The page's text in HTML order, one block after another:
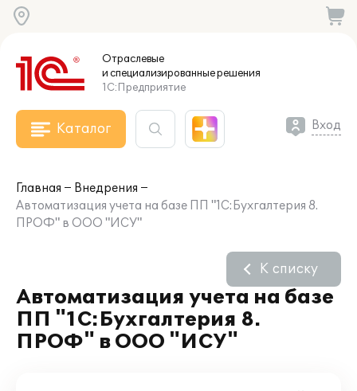
Отраслевые
и специализированныерешения
1С:Предприятие
Каталог Вход
Главная
Внедрения
Автоматизация учета на базе ПП "1С:Бухгалтерия 8.
ПРОФ" в ООО "ИСУ"
Автоматизация учета на базе
ПП "1С:Бухгалтерия 8.
ПРОФ" в ООО "ИСУ"
К списку